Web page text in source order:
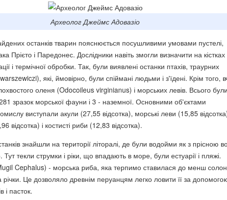
Археолог Джеймс Адовазіо
останків тварин пояснюється посушливими умовами пустелі,
Прієто і Паредонес. Дослідники навіть змогли визначити на кістках
і термічної обробки. Так, були виявлені останки птахів, траурних
які, ймовірно, були спіймані людьми і з'їдені. Крім того,
оленя (Odocoileus virginianus) і морських левів. Всього були
281 зразок морської фауни і 3 - наземної. Основними об'єктами
виступали акули (27,55 відсотка), морські леви (15,85
відсотка) і костисті риби (12,83 відсотка).
знайшли на території літоралі, де були водойми як з прісною
Тут текли струмки і ріки, що впадають в море, були естуарії і пляжі.
Cephalus) - морська риба, яка терпимо ставилася до менш
річки. Це дозволяло древнім перуанцям легко ловити її за
і пасток.